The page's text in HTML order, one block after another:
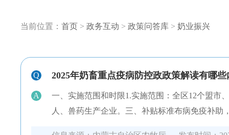
当前位置： 首页 > 政务互动 > 政策问答库 > 奶业振兴
Q 2025年奶畜重点疫病防控政政策解读有哪些
A
一、实施范围和时限1.实施范围：全区12个盟市
人、兽药生产企业。三、补贴标准布病免疫补